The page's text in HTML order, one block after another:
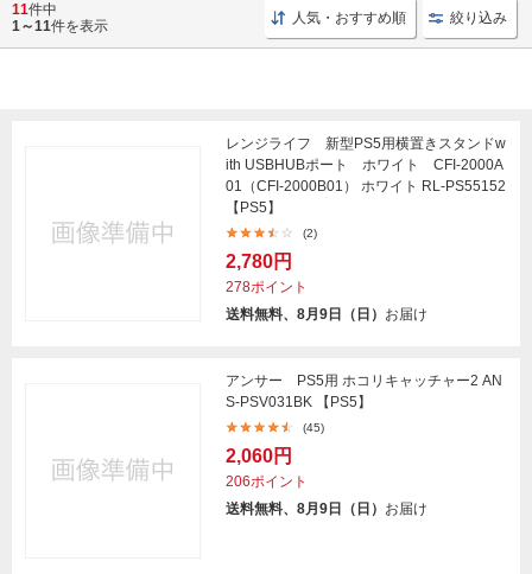
新型 排熱 新型 USBポート PS5 クーリングファン
11件中
1～11件を表示 人気・おすすめ順 絞り込み
レンジライフ 新型PS5用横置きスタンドw
ith USBHUBポート ホワイト CFI-2000A
01（CFI-2000B01） ホワイト RL-PS55152
【PS5】
(2)
2,780円
278ポイント
送料無料、8月9日（日） お届け
アンサー PS5用 ホコリキャッチャー2 AN
S-PSV031BK 【PS5】
(45)
2,060円
206ポイント
送料無料、8月9日（日） お届け